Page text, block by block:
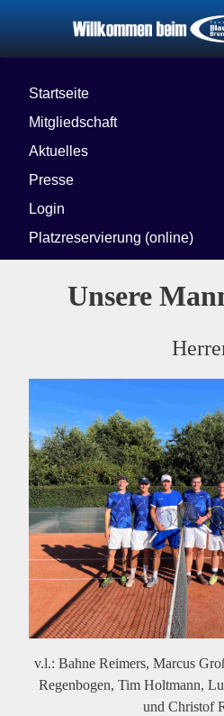
Startseite
Mitgliedschaft
Aktuelles
Presse
Login
Platzreservierung (online)
Unsere
v.l.: Bahne Reimers, Marcus
Regenbogen, Tim Holtmann,
und Christof